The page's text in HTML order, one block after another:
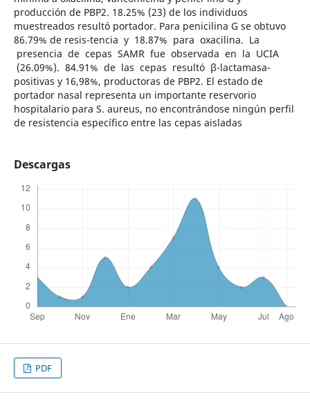
producción de PBP2. 18.25% (23) de los individuos
muestreados resultó portador. Para penicilina G se obtuvo
86.79% de resis-tencia y 18.87% para oxacilina. La
presencia de cepas SAMR fue observada en la UCIA
(26.09%). 84.91% de las cepas resultó β-lactamasa-
positivas y 16,98%, productoras de PBP2. El estado de
portador nasal representa un importante reservorio
hospitalario para S. aureus, no encontrándose ningún perfil
de resistencia específico entre las cepas aisladas
Descargas
PDF